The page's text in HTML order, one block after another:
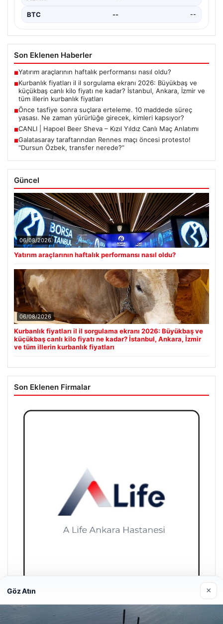
BTC -- --
Son Eklenen Haberler
■Yatırım araçlarının haftalık performansı nasıl oldu?
■Kurbanlık fiyatları il il sorgulama ekranı 2026: Büyükbaş ve
küçükbaş canlı kilo fiyatı ne kadar? İstanbul, Ankara, İzmir ve
tüm illerin kurbanlık fiyatları
■Önce tasfiye sonra suçlara erteleme. 10 maddede süreç
yasası. Ne zaman yürürlüğe girecek, kimleri kapsıyor?
■CANLI | Hapoel Beer Sheva – Kızıl Yıldız Canlı Maç Anlatımı
■Galatasaray taraftarından Rennes maçı öncesi protesto!
“Dursun Özbek, transfer nerede?”
Güncel
06/08/2026
Yatırım araçlarının haftalık performansı nasıl oldu?
06/08/2026
Kurbanlık fiyatları il il sorgulama ekranı 2026: Büyükbaş ve
küçükbaş canlı kilo fiyatı ne kadar? İstanbul, Ankara, İzmir
ve tüm illerin kurbanlık fiyatları
Son Eklenen Firmalar
A Life Ankara Hastanesi
Göz Atın ×